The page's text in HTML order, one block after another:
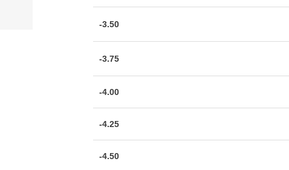
-3.50
-3.75
-4.00
-4.25
-4.50